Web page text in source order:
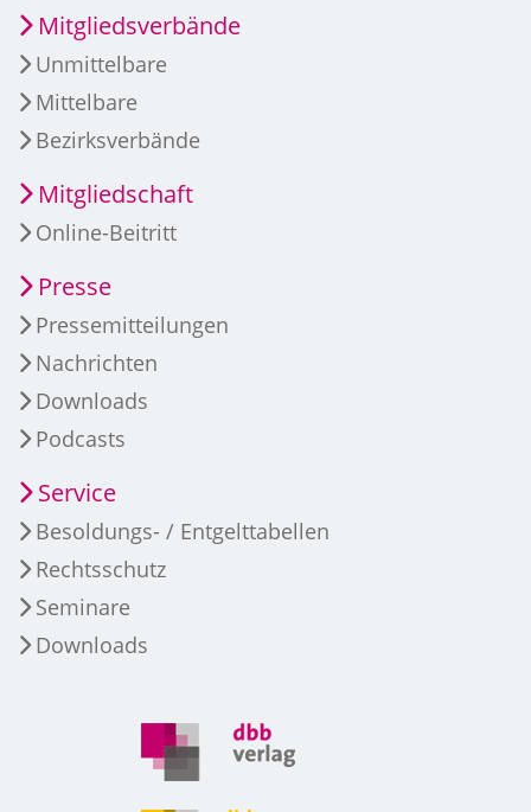
Mitgliedsverbände
Unmittelbare
Mittelbare
Bezirksverbände
Mitgliedschaft
Online-Beitritt
Presse
Pressemitteilungen
Nachrichten
Downloads
Podcasts
Service
Besoldungs- / Entgelttabellen
Rechtsschutz
Seminare
Downloads